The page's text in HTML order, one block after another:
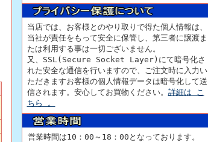
当店では、お客様とのやり取りで得た個人情報は、
当社が責任をもって安全に保管し、第三者に譲渡ま
たは利用する事は一切ございません。
又、SSL(Secure Socket Layer)にて暗号化さ
れた安全な通信を行いますので、ご注文時に入力い
ただきますお客様の個人情報データは暗号化して送
信されます。安心してお買物ください。 詳細は こ
ちら 。
営業時間は10：00～18：00となっております。